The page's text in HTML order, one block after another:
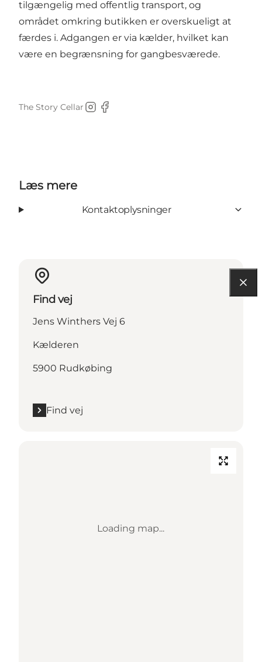
tilgængelig med offentlig transport, og
området omkring butikken er overskueligt at
færdes i. Adgangen er via kælder, hvilket kan
være en begrænsning for gangbesværede.
The Story Cellar
Instagram
Facebook
Læs mere
Kontaktoplysninger
Find vej
Jens Winthers Vej 6
Kælderen
5900 Rudkøbing
Find vej
Loading map...